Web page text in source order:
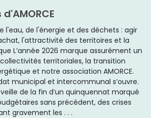
l'eau, de l'énergie et des déchets : agir
l'attractivité des territoires et la
L’année 2026 marque assurément un
territoriales, la transition
et notre association AMORCE.
municipal et intercommunal s’ouvre.
de la fin d’un quinquennat marqué
sans précédent, des crises
gravement les . . .